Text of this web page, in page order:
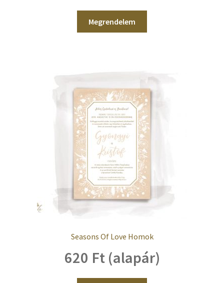
Megrendelem
Seasons Of Love Homok
620 Ft (alapár)